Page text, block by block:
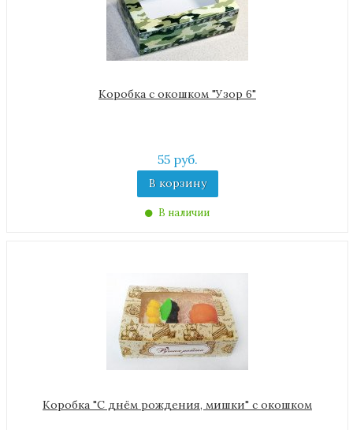
Коробка с окошком "Узор 6"
55 руб.
В корзину
В наличии
Коробка "С днём рождения, мишки" с окошком